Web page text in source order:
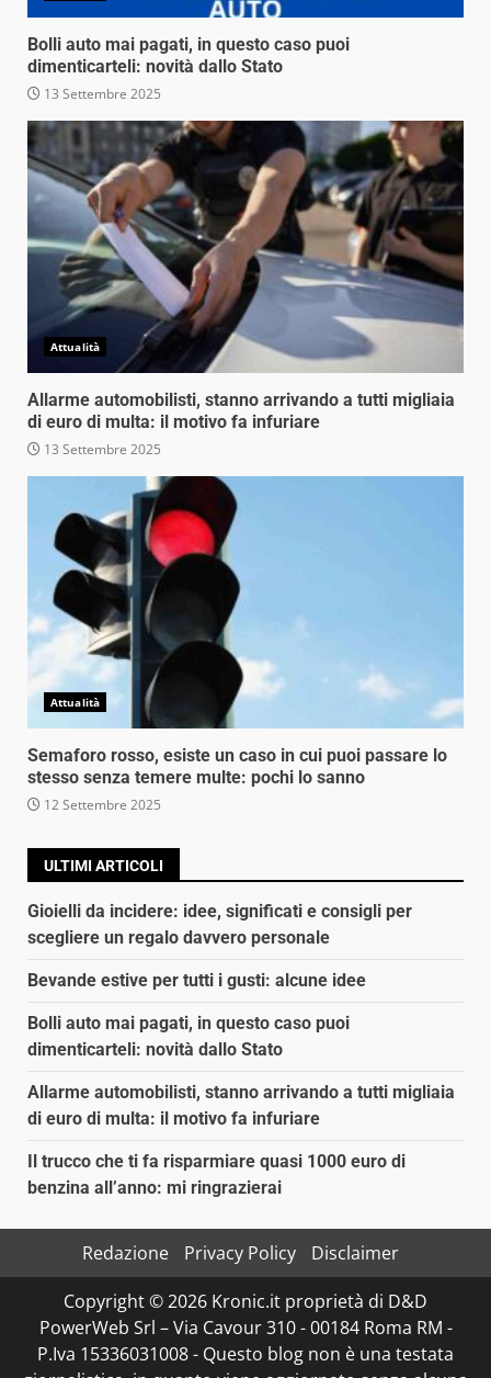
Bolli auto mai pagati, in questo caso puoi
dimenticarteli: novità dallo Stato
13 Settembre 2025
Attualità
Allarme automobilisti, stanno arrivando a tutti migliaia
di euro di multa: il motivo fa infuriare
13 Settembre 2025
Attualità
Semaforo rosso, esiste un caso in cui puoi passare lo
stesso senza temere multe: pochi lo sanno
12 Settembre 2025
ULTIMI ARTICOLI
Gioielli da incidere: idee, significati e consigli per
scegliere un regalo davvero personale
Bevande estive per tutti i gusti: alcune idee
Bolli auto mai pagati, in questo caso puoi
dimenticarteli: novità dallo Stato
Allarme automobilisti, stanno arrivando a tutti migliaia
di euro di multa: il motivo fa infuriare
Il trucco che ti fa risparmiare quasi 1000 euro di
benzina all’anno: mi ringrazierai
Redazione Privacy Policy
Disclaimer
Copyright © 2026 Kronic.it proprietà di D&D
PowerWeb Srl – Via Cavour 310 - 00184 Roma RM -
P.Iva 15336031008 - Questo blog non è una testata